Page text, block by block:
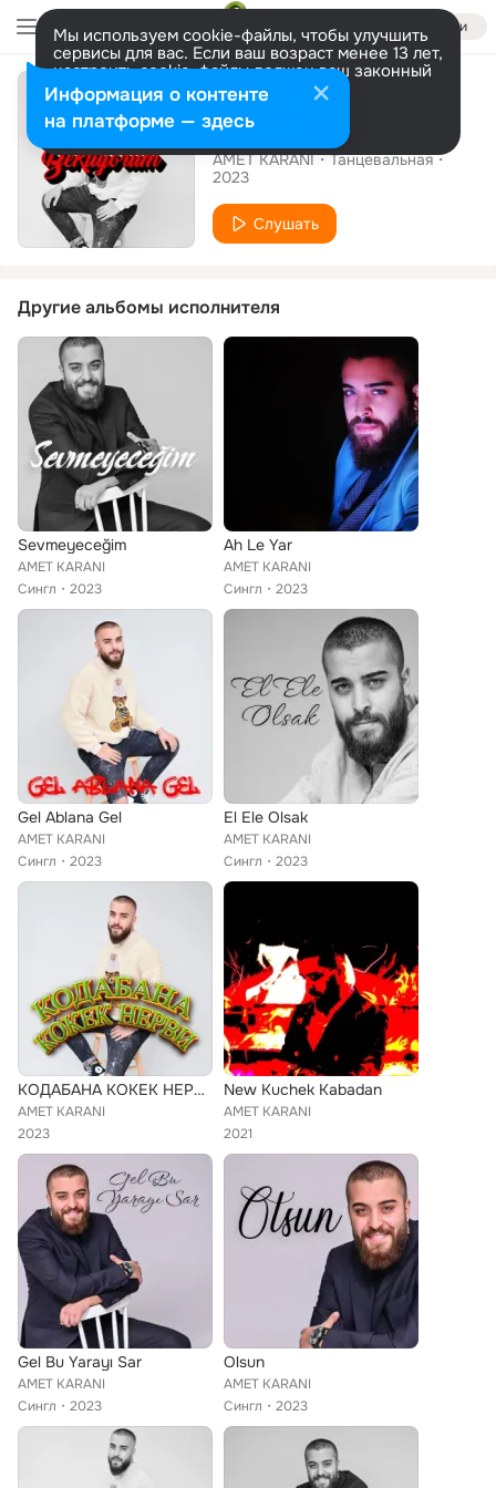
Войти
Мы используем cookie-файлы, чтобы улучшить
сервисы для вас. Если ваш возраст менее 13 лет,
настроить cookie-файлы должен ваш законный
представитель. Больше информации
Разрешить все Настроить
Сингл
Bekliyorum
AMET KARANI
Танцевальная
2023
Слушать
Другие альбомы исполнителя
Sevmeyeceğim
AMET KARANI
Сингл
2023
Ah Le Yar
AMET KARANI
Сингл
2023
Gel Ablana Gel
AMET KARANI
Сингл
2023
El Ele Olsak
AMET KARANI
Сингл
2023
КОДАБАНА КОКЕК НЕРВИ
AMET KARANI
2023
New Kuchek Kabadan
AMET KARANI
2021
Gel Bu Yarayı Sar
AMET KARANI
Сингл
2023
Olsun
AMET KARANI
Сингл
2023
Информация о контенте
на платформе — здесь